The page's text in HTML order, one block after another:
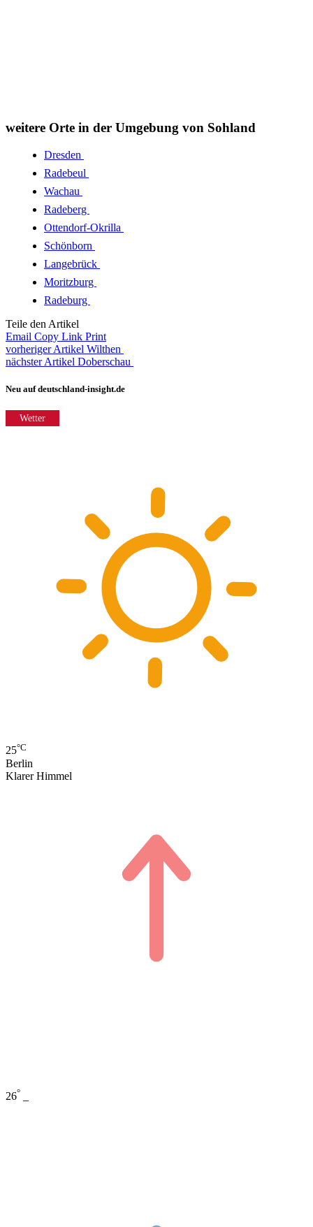
weitere Orte in der Umgebung von Sohland
Dresden
Radebeul
Wachau
Radeberg
Ottendorf-Okrilla
Schönborn
Langebrück
Moritzburg
Radeburg
Teile den Artikel
Email Copy Link Print
vorheriger Artikel Wilthen
nächster Artikel Doberschau
Neu auf deutschland-insight.de
Wetter
25°C
Berlin
Klarer Himmel
26°